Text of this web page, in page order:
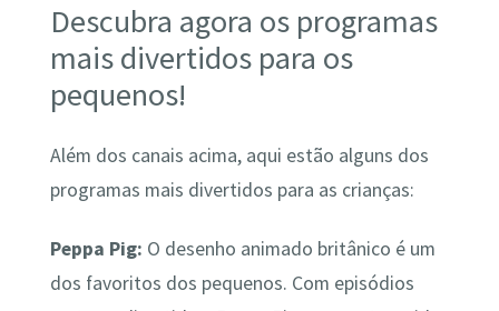
Descubra agora os programas
mais divertidos para os
pequenos!
Além dos canais acima, aqui estão alguns dos
programas mais divertidos para as crianças:
Peppa Pig: O desenho animado britânico é um
dos favoritos dos pequenos. Com episódios